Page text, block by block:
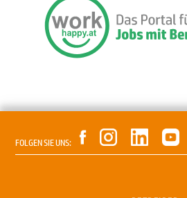
FOLGEN SIE UNS: